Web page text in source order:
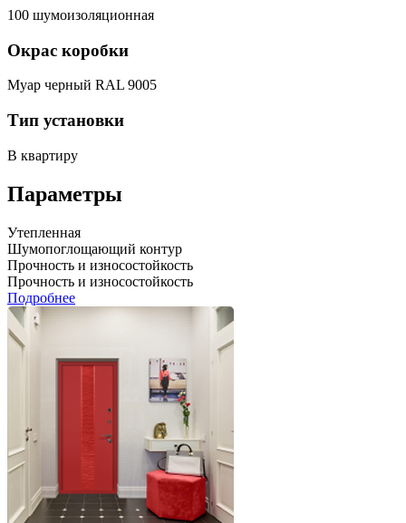
100 шумоизоляционная
Окрас коробки
Муар черный RAL 9005
Тип установки
В квартиру
Параметры
Утепленная
Шумопоглощающий контур
Прочность и износостойкость
Прочность и износостойкость
Подробнее